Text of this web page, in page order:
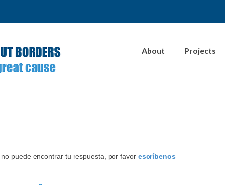
About Projects
puede encontrar tu respuesta, por favor escríbenos